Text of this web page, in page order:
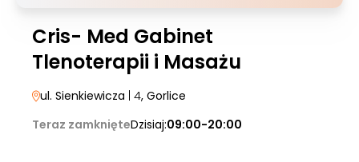
Cris- Med Gabinet
Tlenoterapii i Masażu
ul. Sienkiewicza | 4, Gorlice
Teraz zamknięteDzisiaj:09:00-20:00